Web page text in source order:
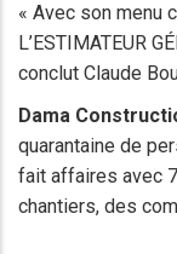
« Avec son menu
L’ESTIMATEUR
conclut Claude
Dama
quarantaine de
fait affaires avec
chantiers, des